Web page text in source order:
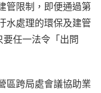
管限制，即便通過第
水處理的環保及建管
任一法令「出問
區跨局處會議協助業